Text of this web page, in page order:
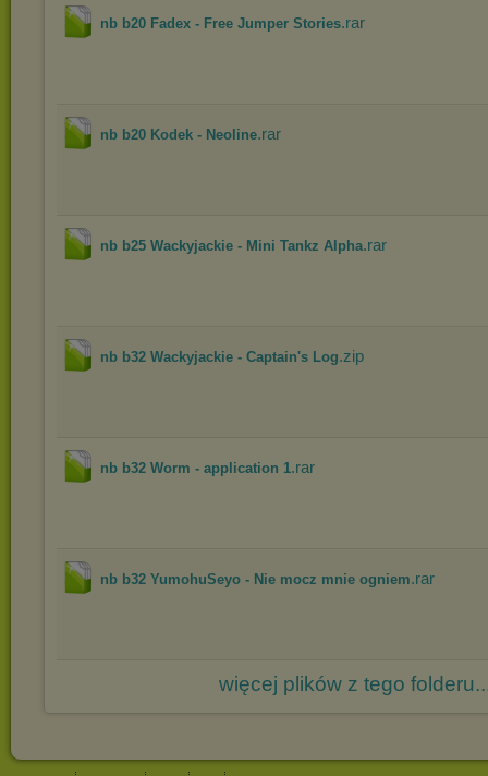
nb b20 Fadex - Free Jumper Stories.rar
nb b20 Kodek - Neoline.rar
nb b25 Wackyjackie - Mini Tankz Alpha.rar
nb b32 Wackyjackie - Captain's Log.zip
nb b32 Worm - application 1.rar
nb b32 YumohuSeyo - Nie mocz mnie ogniem.rar
więcej plików z tego